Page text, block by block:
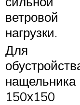
ветровой
нагрузки.
Для
нащельника
150х150